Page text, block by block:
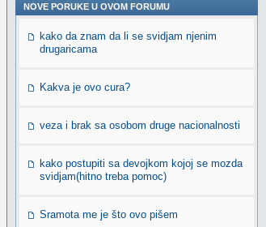
NOVE PORUKE U OVOM FORUMU
kako da znam da li se svidjam njenim
drugaricama
Kakva je ovo cura?
veza i brak sa osobom druge nacionalnosti
kako postupiti sa devojkom kojoj se mozda
svidjam(hitno treba pomoc)
Sramota me je što ovo pišem